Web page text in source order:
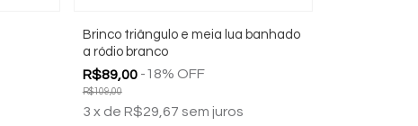
Brinco triângulo e meia lua banhado
a ródio branco
R$89,00 -18% OFF
R$109,00
3 x de R$29,67 sem juros